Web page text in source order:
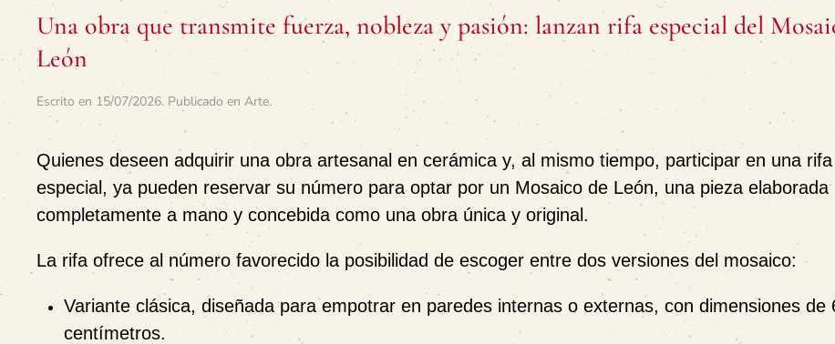
Una obra que transmite fuerza, nobleza y pasión: lanzan rifa especial del
León
Escrito en 15/07/2026. Publicado en Arte.
Quienes deseen adquirir una obra artesanal en cerámica y, al mismo tiempo, participar en una rifa
especial, ya pueden reservar su número para optar por un Mosaico de León, una pieza elaborada
completamente a mano y concebida como una obra única y original.
La rifa ofrece al número favorecido la posibilidad de escoger entre dos versiones del mosaico:
Variante clásica, diseñada para empotrar en paredes internas o externas, con dimensiones de
centímetros.